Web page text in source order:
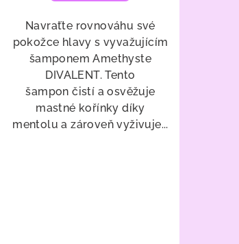
Navraťte rovnováhu své
pokožce hlavy s vyvažujícím
šamponem Amethyste
DIVALENT. Tento
šampon čistí a osvěžuje
mastné kořínky díky
mentolu a zároveň vyživuje...